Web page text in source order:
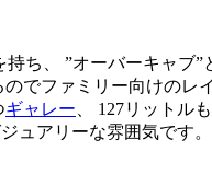
持ち、 ”オーバーキャブ
でファミリー向けのレ
ギャレー 、 127リットル
ュアリーな雰囲気です。